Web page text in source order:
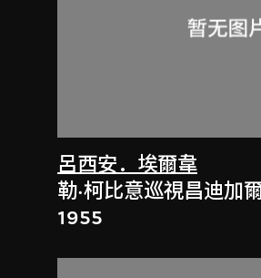
呂西安．埃爾韋
勒·柯比意巡視昌迪加
1955